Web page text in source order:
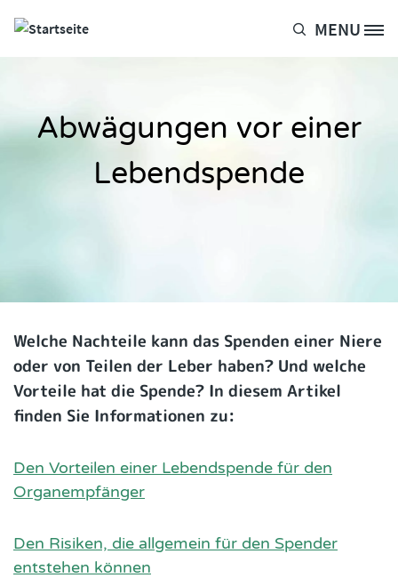
Site Logo MENU
Abwägungen vor einer
Lebendspende
Welche Nachteile kann das Spenden einer Niere
oder von Teilen der Leber haben? Und welche
Vorteile hat die Spende? In diesem Artikel
finden Sie Informationen zu:
Den Vorteilen einer Lebendspende für den
Organempfänger
Den Risiken, die allgemein für den Spender
entstehen können